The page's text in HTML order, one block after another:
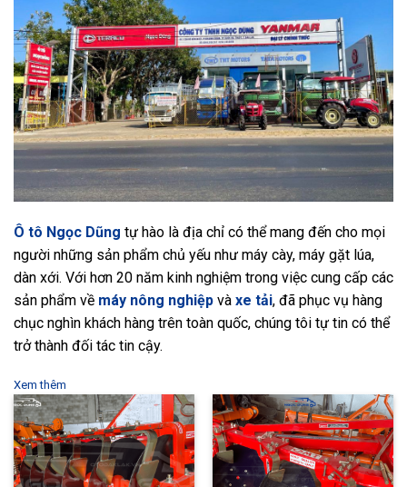
Ô tô Ngọc Dũng tự hào là địa chỉ có thể mang đến cho mọi
người những sản phẩm chủ yếu như máy cày, máy gặt lúa,
dàn xới. Với hơn 20 năm kinh nghiệm trong việc cung cấp các
sản phẩm về máy nông nghiệp và xe tải, đã phục vụ hàng
chục nghìn khách hàng trên toàn quốc, chúng tôi tự tin có thể
trở thành đối tác tin cậy.
Xem thêm